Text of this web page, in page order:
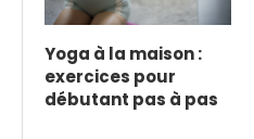
Yoga à la maison :
exercices pour
débutant pas à pas